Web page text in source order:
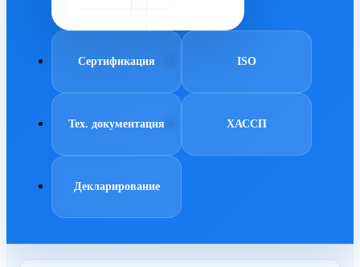
Сертификация ISO
Тех. документация ХАССП
Декларирование